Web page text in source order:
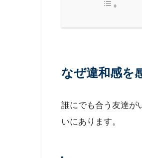
なぜ違和感を
誰にでも合う友達が
いにあります。